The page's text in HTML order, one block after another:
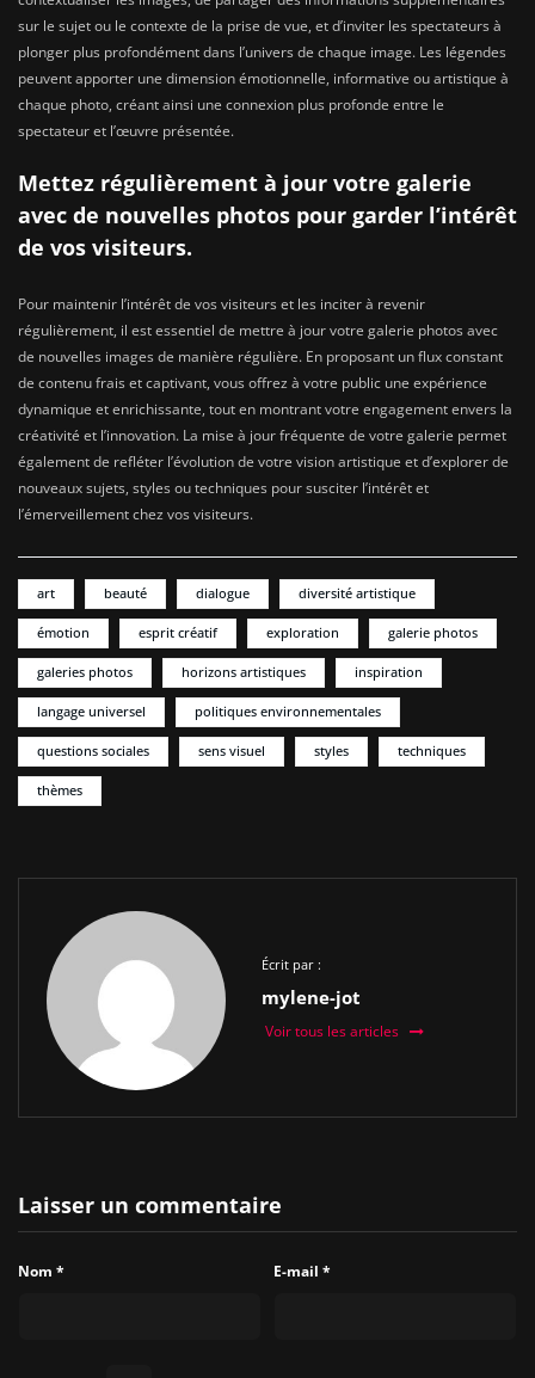
sur le sujet ou le contexte de la prise de vue, et d’inviter les spectateurs à
plonger plus profondément dans l’univers de chaque image. Les légendes
peuvent apporter une dimension émotionnelle, informative ou artistique à
chaque photo, créant ainsi une connexion plus profonde entre le
spectateur et l’œuvre présentée.
Mettez régulièrement à jour votre galerie
avec de nouvelles photos pour garder l’intérêt
de vos visiteurs.
Pour maintenir l’intérêt de vos visiteurs et les inciter à revenir
régulièrement, il est essentiel de mettre à jour votre galerie photos avec
de nouvelles images de manière régulière. En proposant un flux constant
de contenu frais et captivant, vous offrez à votre public une expérience
dynamique et enrichissante, tout en montrant votre engagement envers la
créativité et l’innovation. La mise à jour fréquente de votre galerie permet
également de refléter l’évolution de votre vision artistique et d’explorer de
nouveaux sujets, styles ou techniques pour susciter l’intérêt et
l’émerveillement chez vos visiteurs.
art beauté dialogue diversité artistique
émotion esprit créatif exploration galerie photos
galeries photos horizons artistiques inspiration
langage universel politiques environnementales
questions sociales sens visuel styles techniques
thèmes
Écrit par :
mylene-jot
Voir tous les articles
Laisser un commentaire
Nom * E-mail *